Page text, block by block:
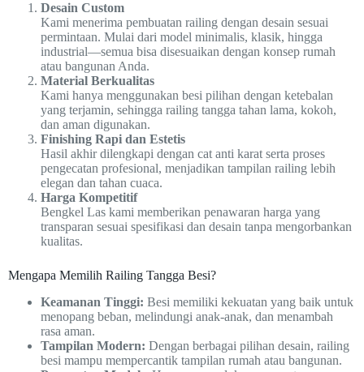
Desain Custom
Kami menerima pembuatan railing dengan desain sesuai
permintaan. Mulai dari model minimalis, klasik, hingga
industrial—semua bisa disesuaikan dengan konsep rumah
atau bangunan Anda.
Material Berkualitas
Kami hanya menggunakan besi pilihan dengan ketebalan
yang terjamin, sehingga railing tangga tahan lama, kokoh,
dan aman digunakan.
Finishing Rapi dan Estetis
Hasil akhir dilengkapi dengan cat anti karat serta proses
pengecatan profesional, menjadikan tampilan railing lebih
elegan dan tahan cuaca.
Harga Kompetitif
Bengkel Las kami memberikan penawaran harga yang
transparan sesuai spesifikasi dan desain tanpa mengorbankan
kualitas.
Mengapa Memilih Railing Tangga Besi?
Keamanan Tinggi: Besi memiliki kekuatan yang baik untuk
menopang beban, melindungi anak-anak, dan menambah
rasa aman.
Tampilan Modern: Dengan berbagai pilihan desain, railing
besi mampu mempercantik tampilan rumah atau bangunan.